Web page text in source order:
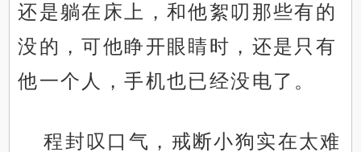
还是躺在床上，和他絮叨那些有的
没的，可他睁开眼睛时，还是只有
他一个人，手机也已经没电了。
程封叹口气，戒断小狗实在太难